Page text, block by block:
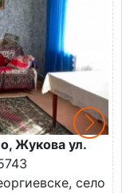
Жукова ул.
село